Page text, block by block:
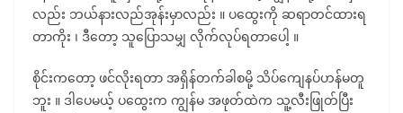
လည်း ဘယ်နားလည်အုန်းမှာလည်း ။ ပထွေးကို ဆရာတင်ထားရ
တာကိုး ၊ ဒီတော့ သူပြောသမျှ လိုက်လုပ်ရတာပေါ့ ။
စိုင်းကတော့ ဖင်လိုးရတာ အရှိန်တက်ခါစမို့ သိပ်ကျေနပ်ဟန်မတူ
ဘူး ။ ဒါပေမယ့် ပထွေးက ကျွန်မ အဖုတ်ထဲက သူ့လီးဖြုတ်ပြီး